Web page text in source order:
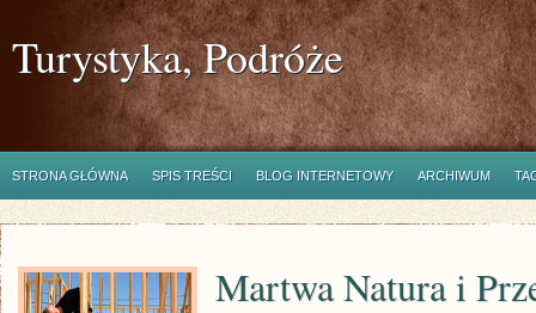
Turystyka, Podróże
STRONA GŁÓWNA SPIS TREŚCI BLOG INTERNETOWY ARCHIWUM
Martwa Natura i